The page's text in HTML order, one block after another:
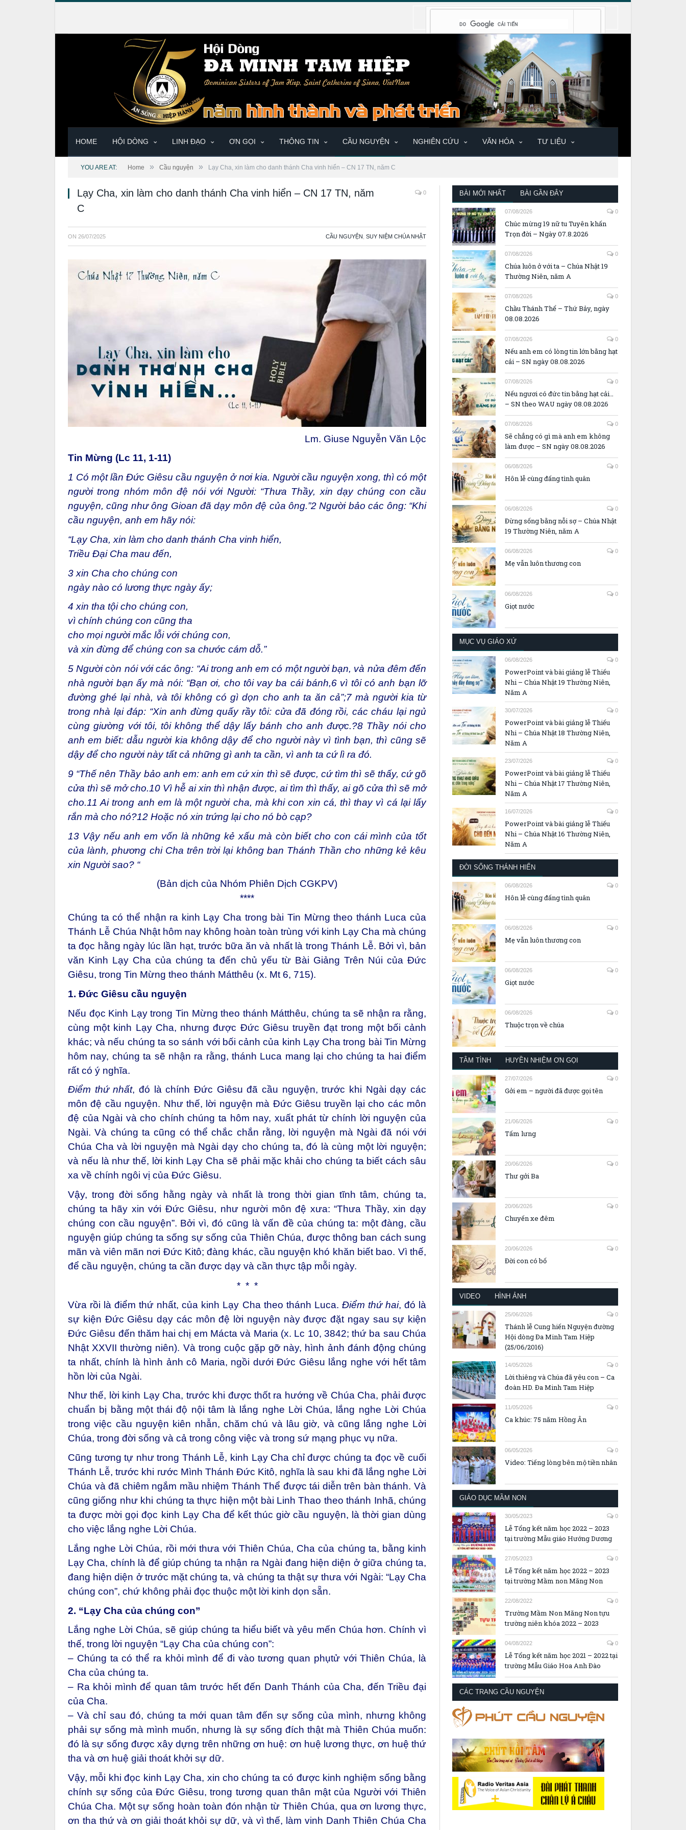
HOME HỘI DÒNG LINH ĐẠO ƠN GỌI THÔNG TIN CẦU NGUYỆN NGHIÊN CỨU VĂN HÓA TƯ LIỆU
YOU ARE AT: Home » Cầu nguyện » Lạy Cha, xin làm cho danh thánh Cha vinh hiển – CN 17 TN, năm C
Lạy Cha, xin làm cho danh thánh Cha vinh hiển – CN 17 TN, năm
C
0
ON 26/07/2025 CẦU NGUYỆN SUY NIỆM CHÚA NHẬT
Lm. Giuse Nguyễn Văn Lộc
Tin Mừng (Lc 11, 1-11)
1 Có một lần Đức Giêsu cầu nguyện ở nơi kia. Người cầu nguyện xong, thì có một
người trong nhóm môn đệ nói với Người: “Thưa Thầy, xin dạy chúng con cầu
nguyện, cũng như ông Gioan đã dạy môn đệ của ông.”2 Người bảo các ông: “Khi
cầu nguyện, anh em hãy nói:
“Lạy Cha, xin làm cho danh thánh Cha vinh hiển,
Triều Đại Cha mau đến,
3 xin Cha cho chúng con
ngày nào có lương thực ngày ấy;
4 xin tha tội cho chúng con,
vì chính chúng con cũng tha
cho mọi người mắc lỗi với chúng con,
và xin đừng để chúng con sa chước cám dỗ.”
5 Người còn nói với các ông: “Ai trong anh em có một người bạn, và nửa đêm đến
nhà người bạn ấy mà nói: “Bạn ơi, cho tôi vay ba cái bánh,6 vì tôi có anh bạn lỡ
đường ghé lại nhà, và tôi không có gì dọn cho anh ta ăn cả”;7mà người kia từ
trong nhà lại đáp: “Xin anh đừng quấy rầy tôi: cửa đã đóng rồi, các cháu lại ngủ
cùng giường với tôi, tôi không thể dậy lấy bánh cho anh được.?8 Thầy nói cho
anh em biết: dẫu người kia không dậy để cho người này vì tình bạn, thì cũng sẽ
dậy để cho người này tất cả những gì anh ta cần, vì anh ta cứ lì ra đó.
9 “Thế nên Thầy bảo anh em: anh em cứ xin thì sẽ được, cứ tìm thì sẽ thấy, cứ gõ
cửa thì sẽ mở cho.10 Vì hễ ai xin thì nhận được, ai tìm thì thấy, ai gõ cửa thì sẽ mở
cho.11 Ai trong anh em là một người cha, mà khi con xin cá, thì thay vì cá lại lấy
rắn mà cho nó?12 Hoặc nó xin trứng lại cho nó bò cạp?
13 Vậy nếu anh em vốn là những kẻ xấu mà còn biết cho con cái mình của tốt
của lành, phương chi Cha trên trời lại không ban Thánh Thần cho những kẻ kêu
xin Người sao? “
(Bản dịch của Nhóm Phiên Dịch CGKPV)
****
Chúng ta có thể nhận ra kinh Lạy Cha trong bài Tin Mừng theo thánh Luca của
Thánh Lễ Chúa Nhật hôm nay không hoàn toàn trùng với kinh Lạy Cha mà chúng
ta đọc hằng ngày lúc lần hạt, trước bữa ăn và nhất là trong Thánh Lễ. Bởi vì, bản
văn Kinh Lạy Cha của chúng ta đến chủ yếu từ Bài Giảng Trên Núi của Đức
Giêsu, trong Tin Mừng theo thánh Mátthêu (x. Mt 6, 715).
1. Đức Giêsu cầu nguyện
Nếu đọc Kinh Lạy trong Tin Mừng theo thánh Mátthêu, chúng ta sẽ nhận ra rằng,
cùng một kinh Lạy Cha, nhưng được Đức Giêsu truyền đạt trong một bối cảnh
khác; và nếu chúng ta so sánh với bối cảnh của kinh Lạy Cha trong bài Tin Mừng
hôm nay, chúng ta sẽ nhận ra rằng, thánh Luca mang lại cho chúng ta hai điểm
rất có ý nghĩa.
Điểm thứ nhất, đó là chính Đức Giêsu đã cầu nguyện, trước khi Ngài dạy các
môn đệ cầu nguyện. Như thế, lời nguyện mà Đức Giêsu truyền lại cho các môn
đệ của Ngài và cho chính chúng ta hôm nay, xuất phát từ chính lời nguyện của
Ngài. Và chúng ta cũng có thể chắc chắn rằng, lời nguyện mà Ngài đã nói với
Chúa Cha và lời nguyện mà Ngài dạy cho chúng ta, đó là cùng một lời nguyện;
và nếu là như thế, lời kinh Lạy Cha sẽ phải mặc khải cho chúng ta biết cách sâu
xa về chính ngôi vị của Đức Giêsu.
Vậy, trong đời sống hằng ngày và nhất là trong thời gian tĩnh tâm, chúng ta,
chúng ta hãy xin với Đức Giêsu, như người môn đệ xưa: “Thưa Thầy, xin dạy
chúng con cầu nguyện”. Bởi vì, đó cũng là vấn đề của chúng ta: một đàng, cầu
nguyện giúp chúng ta sống sự sống của Thiên Chúa, được thông ban cách sung
mãn và viên mãn nơi Đức Kitô; đàng khác, cầu nguyện khó khăn biết bao. Vì thế,
để cầu nguyện, chúng ta cần được dạy và cần thực tập mỗi ngày.
* * *
Vừa rồi là điểm thứ nhất, của kinh Lạy Cha theo thánh Luca. Điểm thứ hai, đó là
sự kiện Đức Giêsu dạy các môn đệ lời nguyện này được đặt ngay sau sự kiện
Đức Giêsu đến thăm hai chị em Mácta và Maria (x. Lc 10, 3842; thứ ba sau Chúa
Nhật XXVII thường niên). Và trong cuộc gặp gỡ này, hình ảnh đánh động chúng
ta nhất, chính là hình ảnh cô Maria, ngồi dưới Đức Giêsu lắng nghe với hết tâm
hồn lời của Ngài.
Như thế, lời kinh Lạy Cha, trước khi được thốt ra hướng về Chúa Cha, phải được
chuẩn bị bằng một thái độ nội tâm là lắng nghe Lời Chúa, lắng nghe Lời Chúa
trong việc cầu nguyện kiên nhẫn, chăm chú và lâu giờ, và cũng lắng nghe Lời
Chúa, trong đời sống và cả trong công việc và trong sứ mạng phục vụ nữa.
Cũng tương tự như trong Thánh Lễ, kinh Lạy Cha chỉ được chúng ta đọc về cuối
Thánh Lễ, trước khi rước Mình Thánh Đức Kitô, nghĩa là sau khi đã lắng nghe Lời
Chúa và đã chiêm ngắm mầu nhiệm Thánh Thể được tái diễn trên bàn thánh. Và
cũng giống như khi chúng ta thực hiện một bài Linh Thao theo thánh Inhã, chúng
ta được mời gọi đọc kinh Lạy Cha để kết thúc giờ cầu nguyện, là thời gian dùng
cho việc lắng nghe Lời Chúa.
Lắng nghe Lời Chúa, rồi mới thưa với Thiên Chúa, Cha của chúng ta, bằng kinh
Lạy Cha, chính là để giúp chúng ta nhận ra Ngài đang hiện diện ở giữa chúng ta,
đang hiện diện ở trước mặt chúng ta, và chúng ta thật sự thưa với Ngài: “Lạy Cha
chúng con”, chứ không phải đọc thuộc một lời kinh dọn sẵn.
2. “Lạy Cha của chúng con”
Lắng nghe Lời Chúa, sẽ giúp chúng ta hiểu biết và yêu mến Chúa hơn. Chính vì
thế, trong lời nguyện “Lạy Cha của chúng con”:
– Chúng ta có thể ra khỏi mình để đi vào tương quan phụtử với Thiên Chúa, là
Cha của chúng ta.
– Ra khỏi mình để quan tâm trước hết đến Danh Thánh của Cha, đến Triều đại
của Cha.
– Và chỉ sau đó, chúng ta mới quan tâm đến sự sống của mình, nhưng không
phải sự sống mà mình muốn, nhưng là sự sống đích thật mà Thiên Chúa muốn:
đó là sự sống được xây dựng trên những ơn huệ: ơn huệ lương thực, ơn huệ thứ
tha và ơn huệ giải thoát khởi sự dữ.
Vậy, mỗi khi đọc kinh Lạy Cha, xin cho chúng ta có được kinh nghiệm sống bằng
chính sự sống của Đức Giêsu, trong tương quan thân mật của Người với Thiên
Chúa Cha. Một sự sống hoàn toàn đón nhận từ Thiên Chúa, qua ơn lương thực,
ơn tha thứ và ơn giải thoát khỏi sự dữ, và vì thế, làm vinh Danh Thiên Chúa Cha
BÀI MỚI NHẤT BÀI GẦN ĐÂY
07/08/2026 0
Chúc mừng 19 nữ tu Tuyên khấn
Trọn đời – Ngày 07.8.2026
07/08/2026 0
Chúa luôn ở với ta – Chúa Nhật 19
Thường Niên, năm A
07/08/2026 0
Chầu Thánh Thể – Thứ Bảy, ngày
08.08.2026
07/08/2026 0
Nếu anh em có lòng tin lớn bằng hạt
cải – SN ngày 08.08.2026
07/08/2026 0
Nếu ngươi có đức tin bằng hạt cải…
– SN theo WAU ngày 08.08.2026
07/08/2026 0
Sẽ chẳng có gì mà anh em không
làm được – SN ngày 08.08.2026
06/08/2026 0
Hôn lễ cùng đấng tình quân
06/08/2026 0
Đừng sống bằng nỗi sợ – Chúa Nhật
19 Thường Niên, năm A
06/08/2026 0
Mẹ vẫn luôn thương con
06/08/2026 0
Giọt nước
MỤC VỤ GIÁO XỨ
06/08/2026 0
PowerPoint và bài giảng lễ Thiếu
Nhi – Chúa Nhật 19 Thường Niên,
Năm A
30/07/2026 0
PowerPoint và bài giảng lễ Thiếu
Nhi – Chúa Nhật 18 Thường Niên,
Năm A
23/07/2026 0
PowerPoint và bài giảng lễ Thiếu
Nhi – Chúa Nhật 17 Thường Niên,
Năm A
16/07/2026 0
PowerPoint và bài giảng lễ Thiếu
Nhi – Chúa Nhật 16 Thường Niên,
Năm A
ĐỜI SỐNG THÁNH HIẾN
06/08/2026 0
Hôn lễ cùng đấng tình quân
06/08/2026 0
Mẹ vẫn luôn thương con
06/08/2026 0
Giọt nước
06/08/2026 0
Thuộc trọn về chúa
TÂM TÌNH HUYỀN NHIỆM ƠN GỌI
27/07/2026 0
Gởi em – người đã được gọi tên
21/06/2026 0
Tấm lưng
20/06/2026 0
Thư gởi Ba
20/06/2026 0
Chuyến xe đêm
20/06/2026 0
Đời con có bố
VIDEO HÌNH ẢNH
25/06/2026 0
Thánh lễ Cung hiến Nguyện đường
Hội dòng Đa Minh Tam Hiệp
(25/06/2016)
14/05/2026 0
Lời thiêng và Chúa đã yêu con – Ca
đoàn HD. Đa Minh Tam Hiệp
11/05/2026 0
Ca khúc: 75 năm Hồng Ân
06/05/2026 0
Video: Tiếng lòng bên mộ tiền nhân
GIÁO DỤC MẦM NON
30/05/2023 0
Lễ Tổng kết năm học 2022 – 2023
tại trường Mẫu giáo Hướng Dương
27/05/2023 0
Lễ Tổng kết năm học 2022 – 2023
tại trường Mầm non Măng Non
22/08/2022 0
Trường Mầm Non Măng Non tựu
trường niên khóa 2022 – 2023
04/08/2022 0
Lễ Tổng kết năm học 2021 – 2022 tại
trường Mẫu Giáo Hoa Anh Đào
CÁC TRANG CẦU NGUYỆN